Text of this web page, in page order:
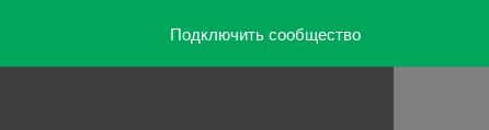
Подключить сообщество